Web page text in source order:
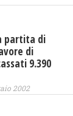
partita di
di
9.390
2002